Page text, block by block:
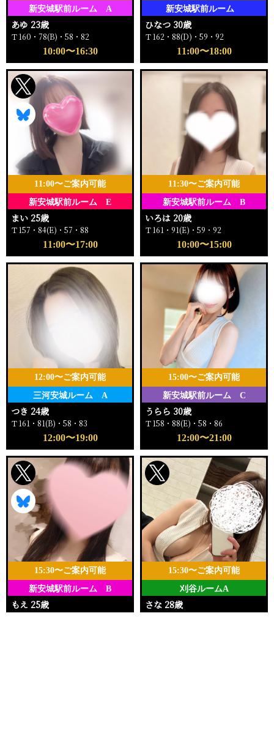
新安城駅前ルーム A
あゆ 23歳
Ｔ160・78(B)・58・82
10:00〜16:30
新安城駅前ルーム
ひなつ 30歳
Ｔ162・88(D)・59・92
11:00〜18:00
新安城駅前ルーム E
11:00〜ご案内可能
まい 25歳
Ｔ157・84(E)・57・88
11:00〜17:00
新安城駅前ルーム B
11:30〜ご案内可能
いろは 20歳
Ｔ161・91(E)・59・92
10:00〜15:00
三河安城ルーム A
12:00〜ご案内可能
つき 24歳
Ｔ161・81(B)・58・83
12:00〜19:00
新安城駅前ルーム C
15:00〜ご案内可能
うらら 30歳
Ｔ158・88(E)・58・86
12:00〜21:00
新安城駅前ルーム B
15:30〜ご案内可能
もえ 25歳
刈谷ルームA
15:30〜ご案内可能
さな 28歳